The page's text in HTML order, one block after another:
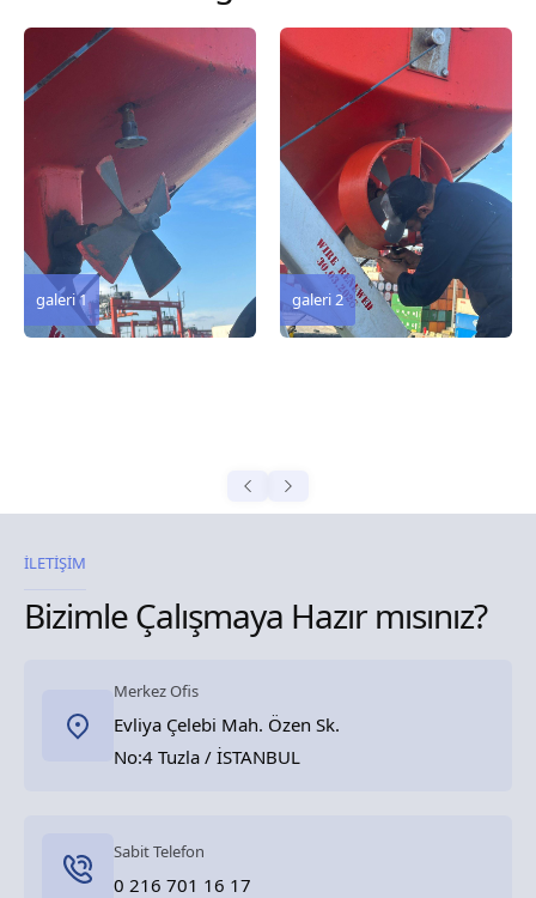
galeri 2
galeri 3
İLETİŞİM
Bizimle Çalışmaya Hazır mısınız?
Merkez Ofis
Evliya Çelebi Mah. Özen Sk.
No:4 Tuzla / İSTANBUL
Sabit Telefon
0 216 701 16 17